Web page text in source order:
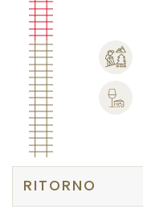
RITORNO